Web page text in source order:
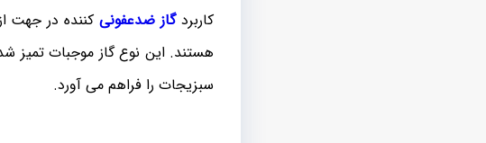
کاربردگاز ضدعفونیکننده در جهت
هستند. این نوع گاز موجبات تمیز
سبزیجات را فراهم می آورد.